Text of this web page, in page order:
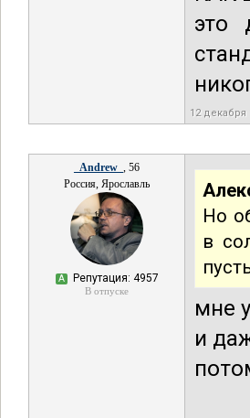
это
12 декабря
_Andrew_ , 56
Россия, Ярославль
А Репутация: 4957
В отпуске
Но
в
мне
и